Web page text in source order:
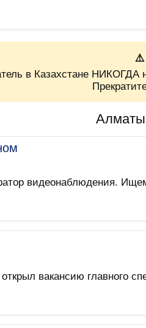
⚠️
в Казахстане НИКОГДА
видеонаблюдения.
вакансию главного